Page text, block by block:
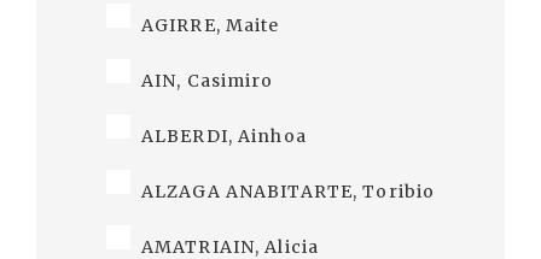
AGIRRE, Maite
AIN, Casimiro
ALBERDI, Ainhoa
ALZAGA ANABITARTE, Toribio
AMATRIAIN, Alicia